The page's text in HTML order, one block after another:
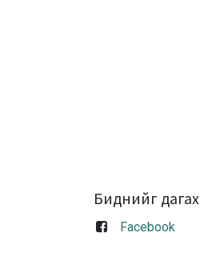
Биднийг дагах
Facebook